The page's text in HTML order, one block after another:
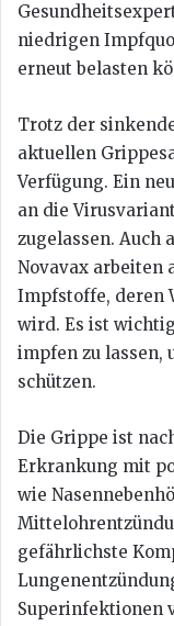
niedrigen
erneut belasten
Trotz der
aktuellen
Verfügung. Ein
an die
zugelassen. Auch
Novavax arbeiten
Impfstoffe, deren
wird. Es ist
impfen zu lassen,
schützen.
Die Grippe ist
Erkrankung mit
wie
gefährlichste
Superinfektionen